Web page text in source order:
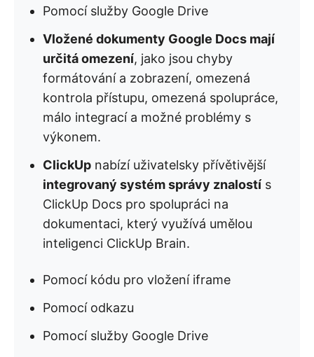
Pomocí služby Google Drive
Vložené dokumenty Google Docs mají
určitá omezení, jako jsou chyby
formátování a zobrazení, omezená
kontrola přístupu, omezená spolupráce,
málo integrací a možné problémy s
výkonem.
ClickUp nabízí uživatelsky přívětivější
integrovaný systém správy znalostí s
ClickUp Docs pro spolupráci na
dokumentaci, který využívá umělou
inteligenci ClickUp Brain.
Pomocí kódu pro vložení iframe
Pomocí odkazu
Pomocí služby Google Drive